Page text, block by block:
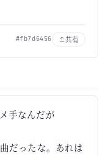
#fb7d6456 共有
手なんだが
だったな。あれは